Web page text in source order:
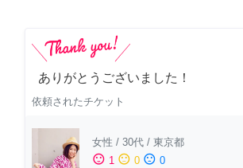
ありがとうございました！
依頼されたチケット
女性 / 30代 / 東京都
sentiment_satisfied 1 sentiment_neutral 0 sentiment_dissatisfied 0